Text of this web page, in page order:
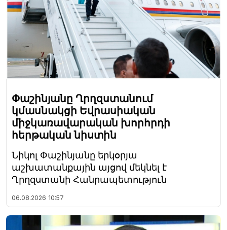
Փաշինյանը Ղրղզստանում
կմասնակցի Եվրասիական
միջկառավարական խորհրդի
հերթական նիստին
Նիկոլ Փաշինյանը երկօրյա
աշխատանքային այցով մեկնել է
Ղրղզստանի Հանրապետություն
06.08.2026 10:57